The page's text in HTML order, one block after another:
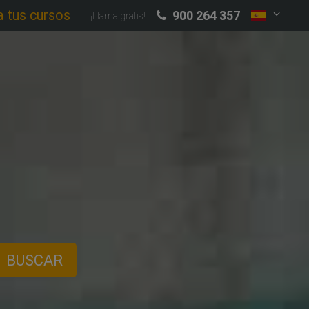
tus cursos ¡Llama gratis! 900 264 357
BUSCAR